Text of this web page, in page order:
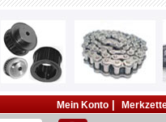
Mein Konto